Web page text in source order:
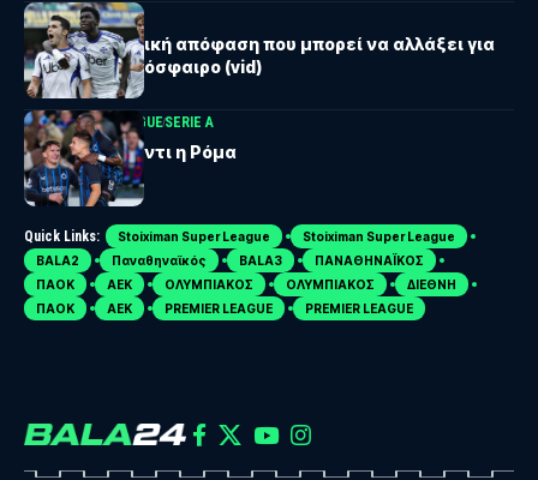
SERIE A
Κόμο: Η ιστορική απόφαση που μπορεί να αλλάξει για
πάντα το ποδόσφαιρο (vid)
BELGIAN PRO LEAGUESERIE A
Θέλει Τρεσόλντι η Ρόμα
Quick Links: Stoiximan Super League
Stoiximan Super League
BALA2
Παναθηναϊκός BALA3
ΠΑΝΑΘΗΝΑΪΚΟΣ
ΠΑΟΚ
ΑΕΚ ΟΛΥΜΠΙΑΚΟΣ ΟΛΥΜΠΙΑΚΟΣ
ΔΙΕΘΝΗ
ΠΑΟΚ
ΑΕΚ PREMIER LEAGUE PREMIER LEAGUE